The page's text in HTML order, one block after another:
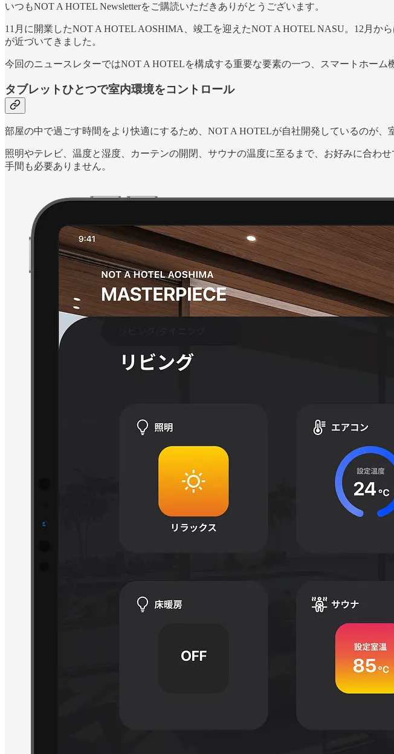
いつもNOT A HOTEL Newsletterをご購読いただきありがとうございます。
11月に開業したNOT A HOTEL AOSHIMA、竣工を迎えたNOT A HOTEL NASU。12月
が近づいてきました。
今回のニュースレターではNOT A HOTELを構成する重要な要素の一つ、スマートホーム
タブレットひとつで室内環境をコントロール
部屋の中で過ごす時間をより快適にするため、NOT A HOTELが自社開発しているのが
照明やテレビ、温度と湿度、カーテンの開閉、サウナの温度に至るまで、お好みに合わ
手間も必要ありません。